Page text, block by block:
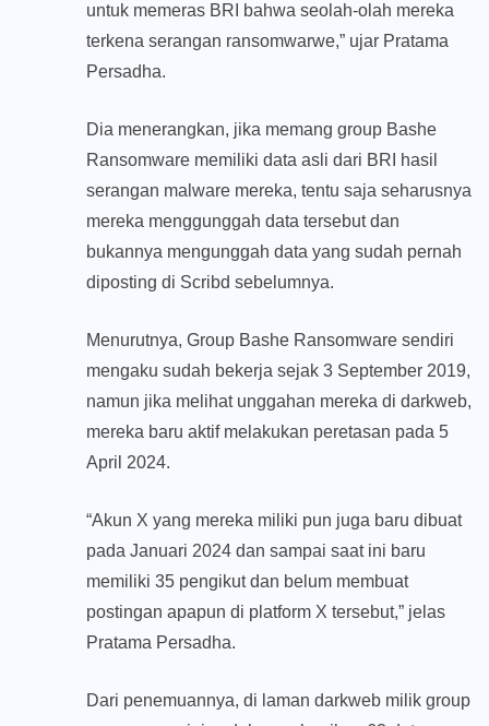
untuk memeras BRI bahwa seolah-olah mereka
terkena serangan ransomwarwe,” ujar Pratama
Persadha.
Dia menerangkan, jika memang group Bashe
Ransomware memiliki data asli dari BRI hasil
serangan malware mereka, tentu saja seharusnya
mereka menggunggah data tersebut dan
bukannya mengunggah data yang sudah pernah
diposting di Scribd sebelumnya.
Menurutnya, Group Bashe Ransomware sendiri
mengaku sudah bekerja sejak 3 September 2019,
namun jika melihat unggahan mereka di darkweb,
mereka baru aktif melakukan peretasan pada 5
April 2024.
“Akun X yang mereka miliki pun juga baru dibuat
pada Januari 2024 dan sampai saat ini baru
memiliki 35 pengikut dan belum membuat
postingan apapun di platform X tersebut,” jelas
Pratama Persadha.
Dari penemuannya, di laman darkweb milik group